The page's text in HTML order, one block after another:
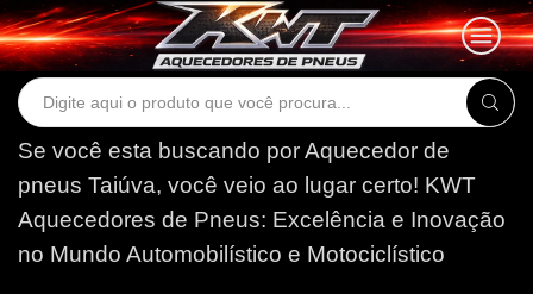
Search
Se você esta buscando por Aquecedor de
pneus Taiúva, você veio ao lugar certo! KWT
Aquecedores de Pneus: Excelência e Inovação
no Mundo Automobilístico e Motociclístico